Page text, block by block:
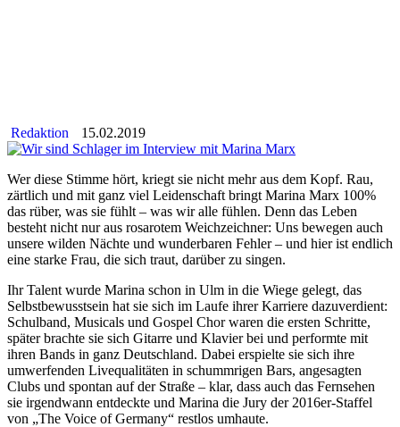
Redaktion 15.02.2019
Wer diese Stimme hört, kriegt sie nicht mehr aus dem Kopf. Rau,
zärtlich und mit ganz viel Leidenschaft bringt Marina Marx 100%
das rüber, was sie fühlt – was wir alle fühlen. Denn das Leben
besteht nicht nur aus rosarotem Weichzeichner: Uns bewegen auch
unsere wilden Nächte und wunderbaren Fehler – und hier ist endlich
eine starke Frau, die sich traut, darüber zu singen.
Ihr Talent wurde Marina schon in Ulm in die Wiege gelegt, das
Selbstbewusstsein hat sie sich im Laufe ihrer Karriere dazuverdient:
Schulband, Musicals und Gospel Chor waren die ersten Schritte,
später brachte sie sich Gitarre und Klavier bei und performte mit
ihren Bands in ganz Deutschland. Dabei erspielte sie sich ihre
umwerfenden Livequalitäten in schummrigen Bars, angesagten
Clubs und spontan auf der Straße – klar, dass auch das Fernsehen
sie irgendwann entdeckte und Marina die Jury der 2016er-Staffel
von „The Voice of Germany“ restlos umhaute.